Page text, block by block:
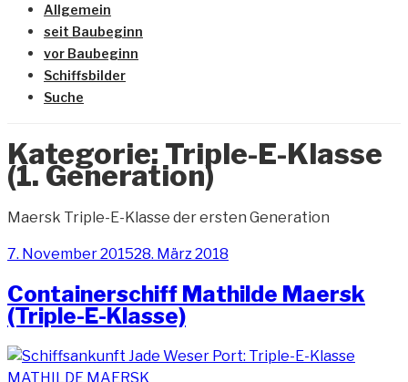
Allgemein
seit Baubeginn
vor Baubeginn
Schiffsbilder
Suche
Kategorie: Triple-E-Klasse
(1. Generation)
Maersk Triple-E-Klasse der ersten Generation
Veröffentlicht
7. November 201528. März 2018
Containerschiff Mathilde Maersk
(Triple-E-Klasse)